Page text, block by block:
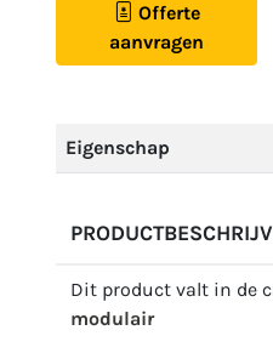
Offerte
aanvragen
Eigenschap
Dit product valt in de
modulair